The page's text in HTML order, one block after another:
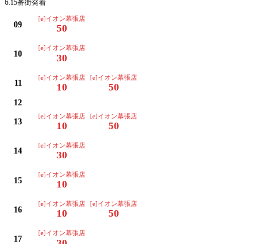
6.15番街発着
09
[e]イオン幕張店
50
10
[e]イオン幕張店
30
11
[e]イオン幕張店
10
[e]イオン幕張店
50
12
13
[e]イオン幕張店
10
[e]イオン幕張店
50
14
[e]イオン幕張店
30
15
[e]イオン幕張店
10
16
[e]イオン幕張店
10
[e]イオン幕張店
50
17
[e]イオン幕張店